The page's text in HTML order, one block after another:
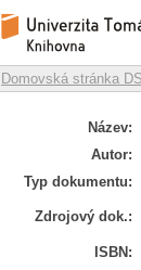
Protection
Repozitář
Domovská stránka
Název:
Autor:
Typ dokumentu:
Zdrojový dok.:
ISBN: